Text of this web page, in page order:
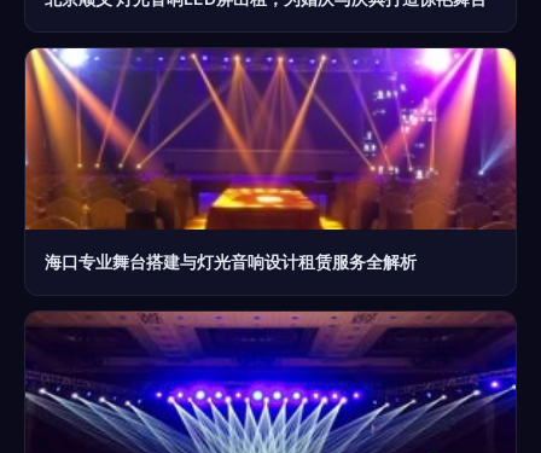
海口专业舞台搭建与灯光音响设计租赁服务全解析